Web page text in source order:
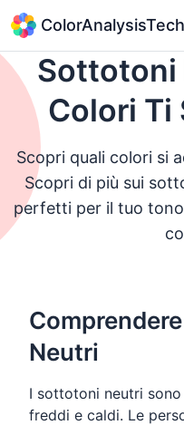
ColorAnalysisTech
Sottotoni
Colori Ti
Scopri quali colori si
Scopri di più sui
perfetti per il tuo
Neutri
I sottotoni neutri
freddi e caldi. Le